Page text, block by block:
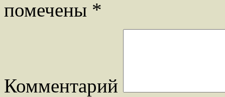
помечены *
Комментарий